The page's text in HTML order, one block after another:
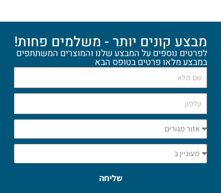
מבצע קונים יותר - משלמים פחות!
לפרטים נוספים על המבצע שלנו והמוצרים המשתתפים
במבצע מלאו פרטים בטופס הבא
שליחה